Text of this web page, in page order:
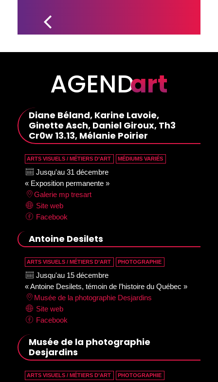
AGENDart
Diane Béland, Karine Lavoie,
Ginette Asch, Daniel Giroux, Th3
Cr0w 13.13, Mélanie Poirier
ARTS VISUELS / MÉTIERS D’ART MÉDIUMS VARIÉS
Jusqu'au 31 décembre
« Exposition permanente »
Galerie mp tresart
Site web
Facebook
Antoine Desilets
ARTS VISUELS / MÉTIERS D’ART PHOTOGRAPHIE
Jusqu'au 15 décembre
« Antoine Desilets, témoin de l’histoire du Québec »
Musée de la photographie Desjardins
Site web
Facebook
Musée de la photographie
Desjardins
ARTS VISUELS / MÉTIERS D’ART PHOTOGRAPHIE